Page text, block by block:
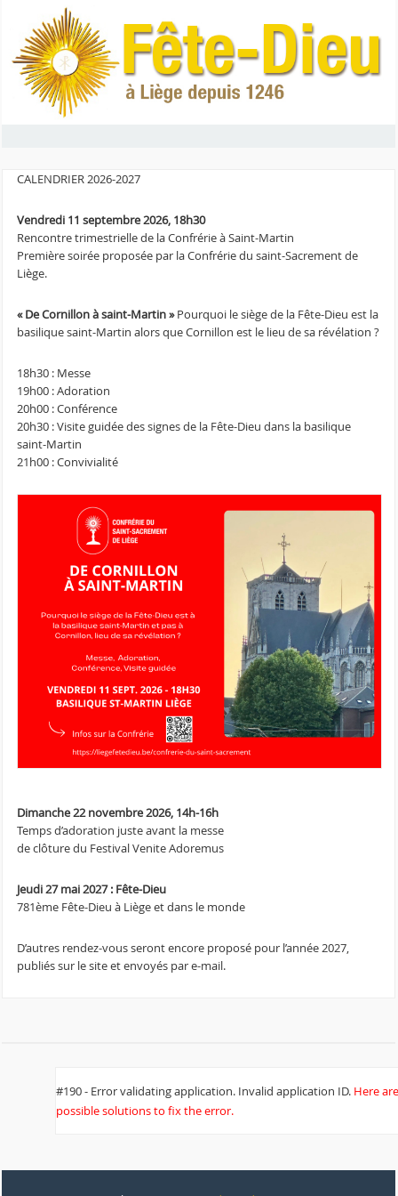
CALENDRIER 2026-2027
Vendredi 11 septembre 2026, 18h30
Rencontre trimestrielle de la Confrérie à Saint-Martin
Première soirée proposée par la Confrérie du saint-Sacrement de
Liège.
« De Cornillon à saint-Martin »Pourquoi le siège de la Fête-Dieu est la
basilique saint-Martin alors que Cornillon est le lieu de sa révélation ?
18h30 : Messe
19h00 : Adoration
20h00 : Conférence
20h30 : Visite guidée des signes de la Fête-Dieu dans la basilique
saint-Martin
21h00 : Convivialité
Dimanche 22 novembre 2026, 14h-16h
Temps d’adoration juste avant la messe
de clôture du Festival Venite Adoremus
Jeudi 27 mai 2027 : Fête-Dieu
781ème Fête-Dieu à Liège et dans le monde
D’autres rendez-vous seront encore proposé pour l’année 2027,
publiés sur le site et envoyés par e-mail.
#190 - Error validating application. Invalid application ID. Here
possible solutions to fix the error.